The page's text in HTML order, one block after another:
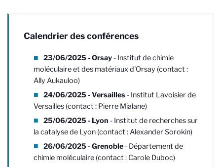
Calendrier des conférences
23/06/2025 - Orsay - Institut de chimie
moléculaire et des matériaux d'Orsay (contact :
Ally Aukauloo)
24/06/2025 - Versailles - Institut Lavoisier de
Versailles (contact : Pierre Mialane)
25/06/2025 - Lyon - Institut de recherches sur
la catalyse de Lyon (contact : Alexander Sorokin)
26/06/2025 - Grenoble - Département de
chimie moléculaire (contact : Carole Duboc)